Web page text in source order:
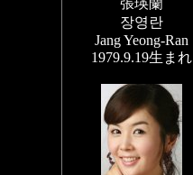
張瑛蘭
장영란
Jang Yeong-Ran
1979.9.19生まれ